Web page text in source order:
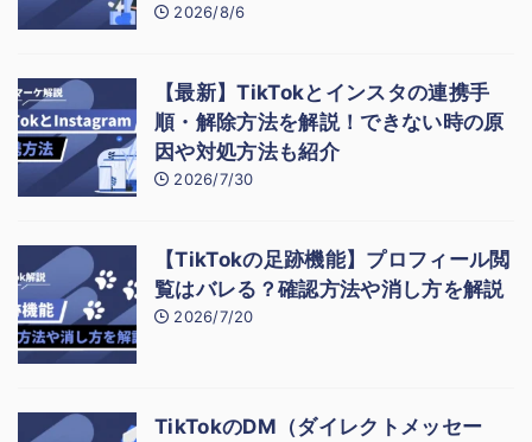
2026/8/6
【最新】TikTokとインスタの連携手
順・解除方法を解説！できない時の原
因や対処方法も紹介
2026/7/30
【TikTokの足跡機能】プロフィール閲
覧はバレる？確認方法や消し方を解説
2026/7/20
TikTokのDM（ダイレクトメッセー